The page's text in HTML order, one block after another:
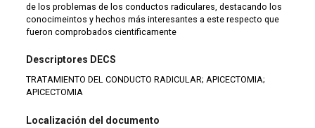
de los problemas de los conductos radiculares, destacando los
conocimeintos y hechos más interesantes a este respecto que
fueron comprobados cientificamente
Descriptores DECS
TRATAMIENTO DEL CONDUCTO RADICULAR; APICECTOMIA;
APICECTOMIA
Localización del documento